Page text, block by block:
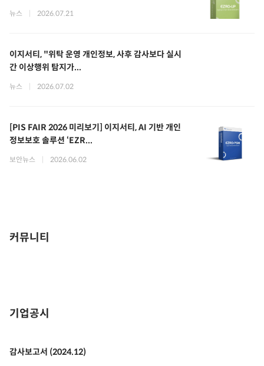
뉴스 2026.07.21
이지서티, "위탁 운영 개인정보, 사후 감사보다 실시
간 이상행위 탐지가...
뉴스 2026.07.02
[PIS FAIR 2026 미리보기] 이지서티, AI 기반 개인
정보보호 솔루션 ‘EZR...
보안뉴스 2026.06.02
커뮤니티
기업공시
감사보고서 (2024.12)